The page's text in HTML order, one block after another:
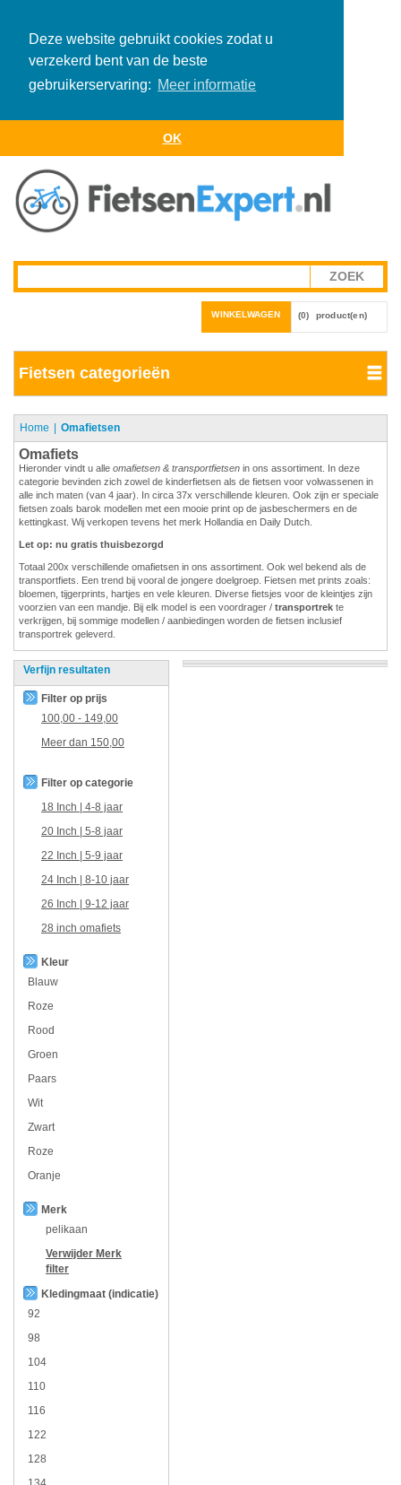
Deze website gebruikt cookies zodat u
verzekerd bent van de beste
gebruikerservaring: Meer informatie
OK
WINKELWAGEN (0) product(en)
Fietsen categorieën
Home Omafietsen
Omafiets
Hieronder vindt u alle omafietsen & transportfietsen in ons assortiment. In deze
categorie bevinden zich zowel de kinderfietsen als de fietsen voor volwassenen in
alle inch maten (van 4 jaar). In circa 37x verschillende kleuren. Ook zijn er speciale
fietsen zoals barok modellen met een mooie print op de jasbeschermers en de
kettingkast. Wij verkopen tevens het merk Hollandia en Daily Dutch.
Let op: nu gratis thuisbezorgd
Totaal 200x verschillende omafietsen in ons assortiment. Ook wel bekend als de
transportfiets. Een trend bij vooral de jongere doelgroep. Fietsen met prints zoals:
bloemen, tijgerprints, hartjes en vele kleuren. Diverse fietsjes voor de kleintjes zijn
voorzien van een mandje. Bij elk model is een voordrager / transportrek te
verkrijgen, bij sommige modellen / aanbiedingen worden de fietsen inclusief
transportrek geleverd.
Verfijn resultaten
Filter op prijs
100,00 - 149,00
Meer dan 150,00
Filter op categorie
18 Inch | 4-8 jaar
20 Inch | 5-8 jaar
22 Inch | 5-9 jaar
24 Inch | 8-10 jaar
26 Inch | 9-12 jaar
28 inch omafiets
Kleur
Blauw
Roze
Rood
Groen
Paars
Wit
Zwart
Roze
Oranje
Merk
pelikaan
Verwijder Merk
filter
Kledingmaat (indicatie)
92
98
104
110
116
122
128